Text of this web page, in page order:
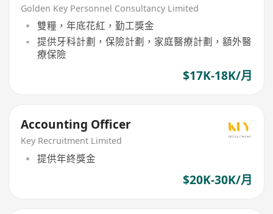
Golden Key Personnel Consultancy Limited
雙糧，年底花紅，勤工獎金
提供牙科計劃，保險計劃，家庭醫療計劃，額外醫
療保險
$17K-18K/月
Accounting Officer
Key Recruitment Limited
提供年終獎金
$20K-30K/月